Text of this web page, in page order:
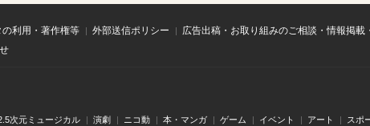
利用・著作権等 外部送信ポリシー
広告出稿・お取り組みのご相談・情報掲載
次元ミュージカル 演劇 ニコ動 本・マンガ ゲーム イベント アート スポ